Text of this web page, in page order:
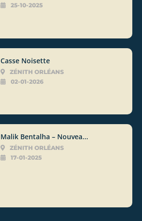
25-10-2025
Casse Noisette
ZÉNITH ORLÉANS
02-01-2026
Malik Bentalha – Nouvea...
ZÉNITH ORLÉANS
17-01-2025